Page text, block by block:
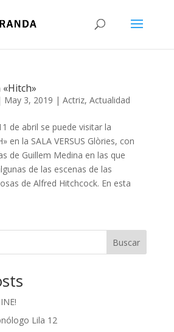
May 3, 2019 | Actriz, Actualidad
de abril se puede visitar la
en la SALA VERSUS Glòries, con
de Guillem Medina en las que
de las escenas de las
de Alfred Hitchcock. En esta
Buscar
Lila 12